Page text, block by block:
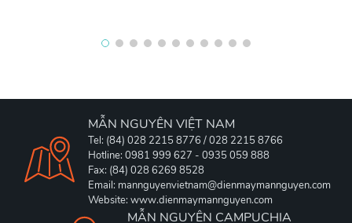
MẪN NGUYÊN VIỆT NAM
Tel: (84) 028 2215 8776 / 028 2215 8766
Hotline: 0981 999 627 - 0935 059 888
Fax: (84) 028 6269 8528
Email: mannguyenvietnam@dienmaymannguyen.com
Website: www.dienmaymannguyen.com
MẪN NGUYÊN CAMPUCHIA